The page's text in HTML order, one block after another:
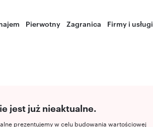
Pierwotny Zagranica Firmy i usługi
jest już nieaktualne.
prezentujemy w celu budowania wartościowej